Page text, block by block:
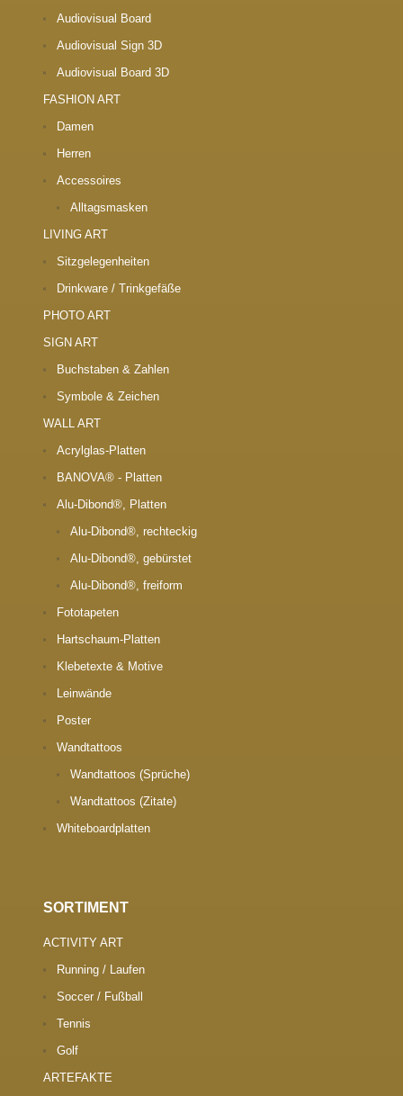
Audiovisual Board
Audiovisual Sign 3D
Audiovisual Board 3D
FASHION ART
Damen
Herren
Accessoires
Alltagsmasken
LIVING ART
Sitzgelegenheiten
Drinkware / Trinkgefäße
PHOTO ART
SIGN ART
Buchstaben & Zahlen
Symbole & Zeichen
WALL ART
Acrylglas-Platten
BANOVA® - Platten
Alu-Dibond®, Platten
Alu-Dibond®, rechteckig
Alu-Dibond®, gebürstet
Alu-Dibond®, freiform
Fototapeten
Hartschaum-Platten
Klebetexte & Motive
Leinwände
Poster
Wandtattoos
Wandtattoos (Sprüche)
Wandtattoos (Zitate)
Whiteboardplatten
SORTIMENT
ACTIVITY ART
Running / Laufen
Soccer / Fußball
Tennis
Golf
ARTEFAKTE